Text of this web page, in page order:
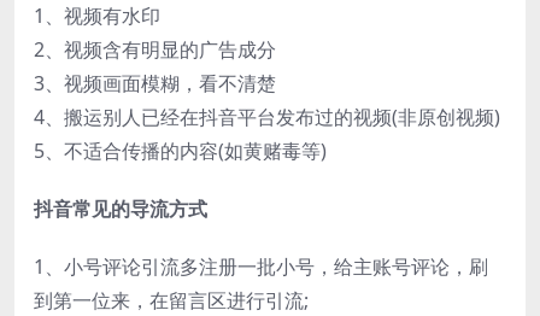
1、视频有水印
2、视频含有明显的广告成分
3、视频画面模糊，看不清楚
4、搬运别人已经在抖音平台发布过的视频(非原创视频)
5、不适合传播的内容(如黄赌毒等)
抖音常见的导流方式
1、小号评论引流多注册一批小号，给主账号评论，刷
到第一位来，在留言区进行引流;